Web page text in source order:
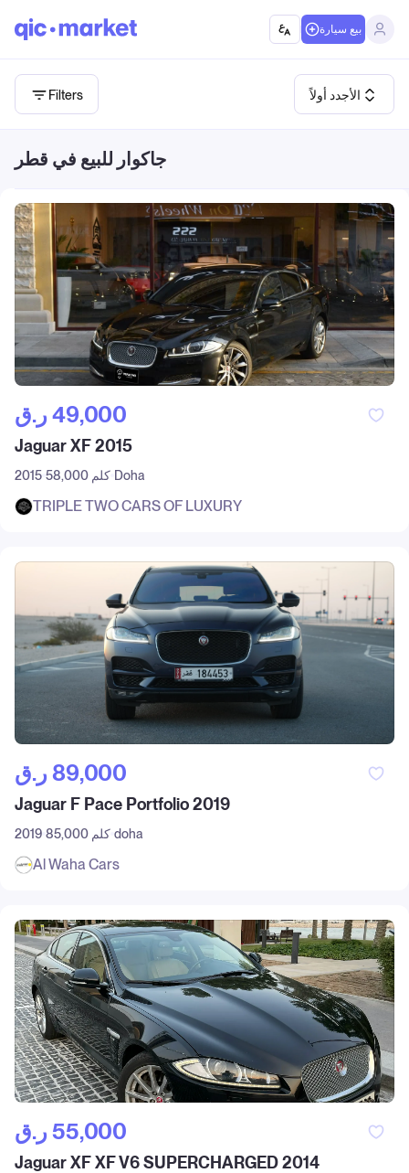
بيع سيارة
Filters الأجدد أولاً
جاكوار للبيع في قطر
ر.ق‎ 49,000
Jaguar XF 2015
2015 58,000 كلم Doha
TRIPLE TWO CARS OF LUXURY
ر.ق‎ 89,000
Jaguar F Pace Portfolio 2019
2019 85,000 كلم doha
Al Waha Cars
ر.ق‎ 55,000
Jaguar XF XF V6 SUPERCHARGED 2014